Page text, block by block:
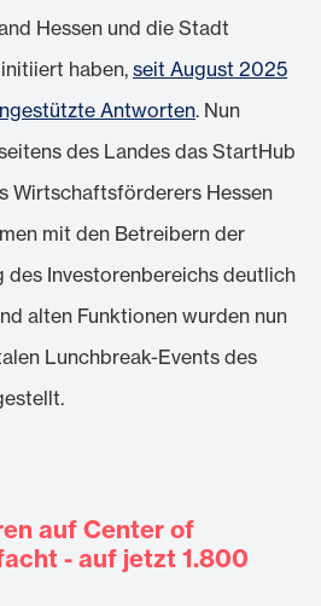
Hessen und die Stadt
haben, seit August 2025
Antworten. Nun
des Landes das StartHub
Wirtschaftsförderers Hessen
mit den Betreibern der
des Investorenbereichs deutlich
alten Funktionen wurden nun
Lunchbreak-Events des
auf Center of
- auf jetzt 1.800